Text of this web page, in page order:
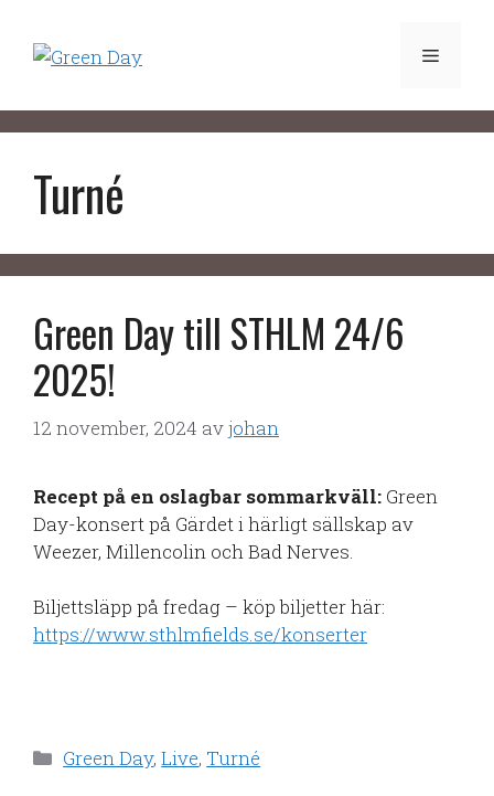
innehåll
Meny
Turné
Green Day till STHLM 24/6
2025!
12 november, 2024 avjohan
Recept på en oslagbar sommarkväll: Green
Day-konsert på Gärdet i härligt sällskap av
Weezer, Millencolin och Bad Nerves.
Biljettsläpp på fredag – köp biljetter här:
https://www.sthlmfields.se/konserter
Kategorier
Green Day,Live, Turné